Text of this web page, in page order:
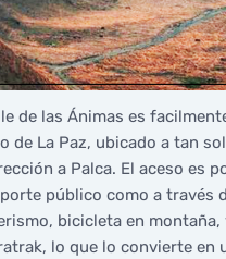
de las Ánimas es
de La Paz, ubicado a tan
a Palca. El aceso es
público como a través
bicicleta en montaña,
lo que lo convierte en